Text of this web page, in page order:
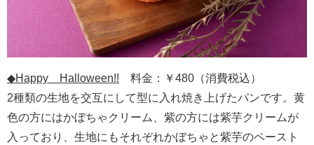
◆Happy Halloween!! 料金：￥480（消費税込）
2種類の生地を交互にして型に入れ焼き上げたパンです。黄
色の方にはかぼちゃクリーム、紫の方には紫芋クリームが
入っており、生地にもそれぞれかぼちゃと紫芋のペースト